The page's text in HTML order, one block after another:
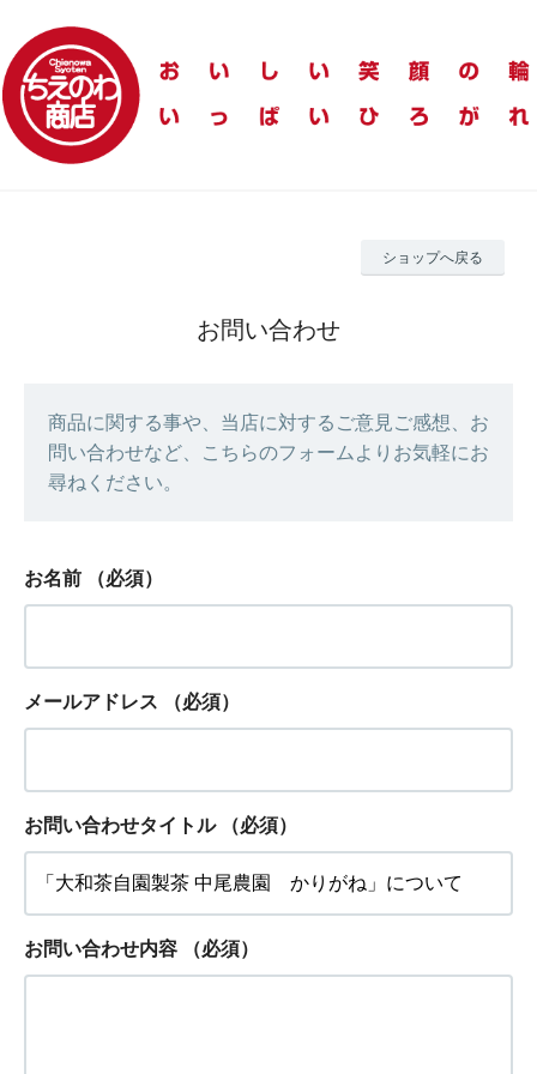
ショップへ戻る
お問い合わせ
商品に関する事や、当店に対するご意見ご感想、お
問い合わせなど、こちらのフォームよりお気軽にお
尋ねください。
お名前 （必須）
メールアドレス （必須）
お問い合わせタイトル （必須）
お問い合わせ内容 （必須）